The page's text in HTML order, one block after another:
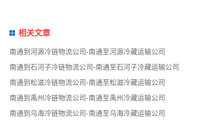
相关文章
南通到河源冷链物流公司-南通至河源冷藏运输公司
南通到石河子冷链物流公司-南通至石河子冷藏运输公司
南通到松滋冷链物流公司-南通至松滋冷藏运输公司
南通到禹州冷链物流公司-南通至禹州冷藏运输公司
南通到乌海冷链物流公司-南通至乌海冷藏运输公司